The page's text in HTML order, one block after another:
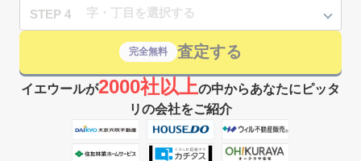
STEP 4
完全無料 査定する
イエウールが2000社以上の中からあなたにピッタ
リの会社をご紹介